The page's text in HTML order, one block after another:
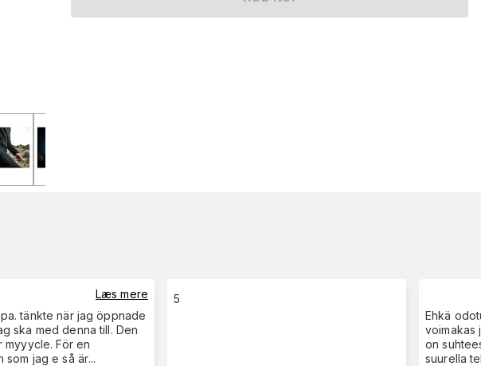
Læs mere
med denna till. Den
För en
som jag e så är...
5
Ehkä
voimakas
on
suurella